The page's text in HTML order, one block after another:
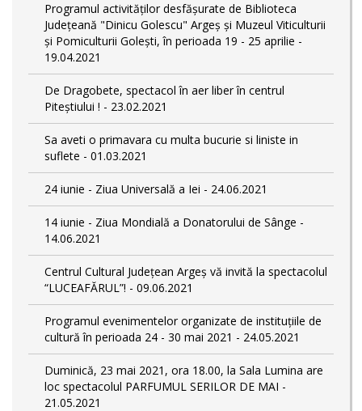
Programul activităților desfășurate de Biblioteca
Județeană "Dinicu Golescu" Argeș și Muzeul Viticulturii
și Pomiculturii Golești, în perioada 19 - 25 aprilie -
19.04.2021
De Dragobete, spectacol în aer liber în centrul
Piteștiului ! - 23.02.2021
Sa aveti o primavara cu multa bucurie si liniste in
suflete - 01.03.2021
24 iunie - Ziua Universală a Iei - 24.06.2021
14 iunie - Ziua Mondială a Donatorului de Sânge -
14.06.2021
Centrul Cultural Județean Argeș vă invită la spectacolul
“LUCEAFĂRUL”! - 09.06.2021
Programul evenimentelor organizate de instituțiile de
cultură în perioada 24 - 30 mai 2021 - 24.05.2021
Duminică, 23 mai 2021, ora 18.00, la Sala Lumina are
loc spectacolul PARFUMUL SERILOR DE MAI -
21.05.2021